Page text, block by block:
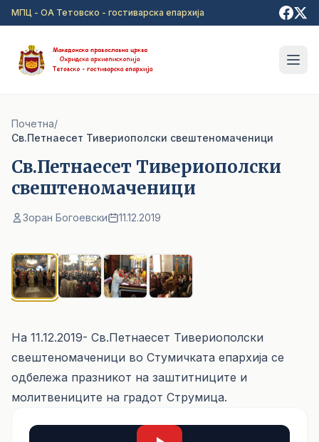
Прејди на главна содржина
МПЦ - ОА Тетовско - гостиварска епархија
Почетна/
Св.Петнаесет Тивериополски свештеномаченици
Св.Петнаесет Тивериополски
свештеномаченици
Зоран Богоевски 11.12.2019
На 11.12.2019- Св.Петнаесет Тивериополски
свештеномаченици во Стумичката епархија се
одбележа празникот на заштитниците и
молитвениците на градот Струмица.